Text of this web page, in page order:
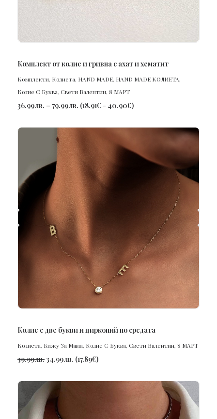
ПОРЪЧАЙ
Комплект от колие и гривна с ахат и хематит
Комплекти, Колиета, HAND MADE, HAND MADE КОЛИЕТА,
Колие С Буква, Свети Валентин, 8 МАРТ
36.99лв. – 79.99лв. (18.91€ - 40.90€)
ПОРЪЧАЙ
Колие с две букви и цирконий по средата
Колиета, Бижу За Мама, Колие С Буква, Свети Валентин, 8 МАРТ
39.99лв. 34.99лв. (17.89€)